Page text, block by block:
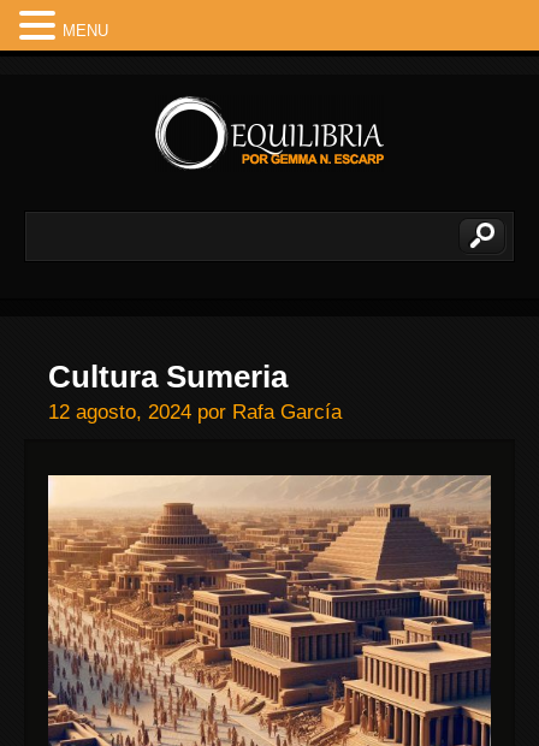
Cultura Sumeria
12 agosto, 2024 por Rafa García
MENU